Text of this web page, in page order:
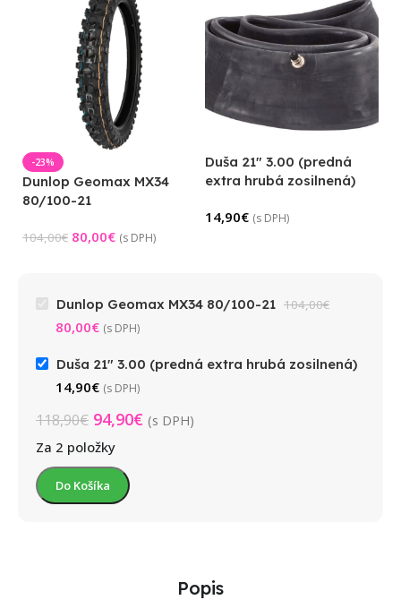
-23%
Dunlop Geomax MX34
80/100-21
104,00€ 80,00€ (s DPH)
Duša 21″ 3.00 (predná
extra hrubá zosilnená)
14,90€ (s DPH)
Dunlop Geomax MX34 80/100-21 104,00€
80,00€ (s DPH)
Duša 21" 3.00 (predná extra hrubá zosilnená)
14,90€ (s DPH)
118,90€ 94,90€ (s DPH)
Za 2 položky
Do Košíka
Popis